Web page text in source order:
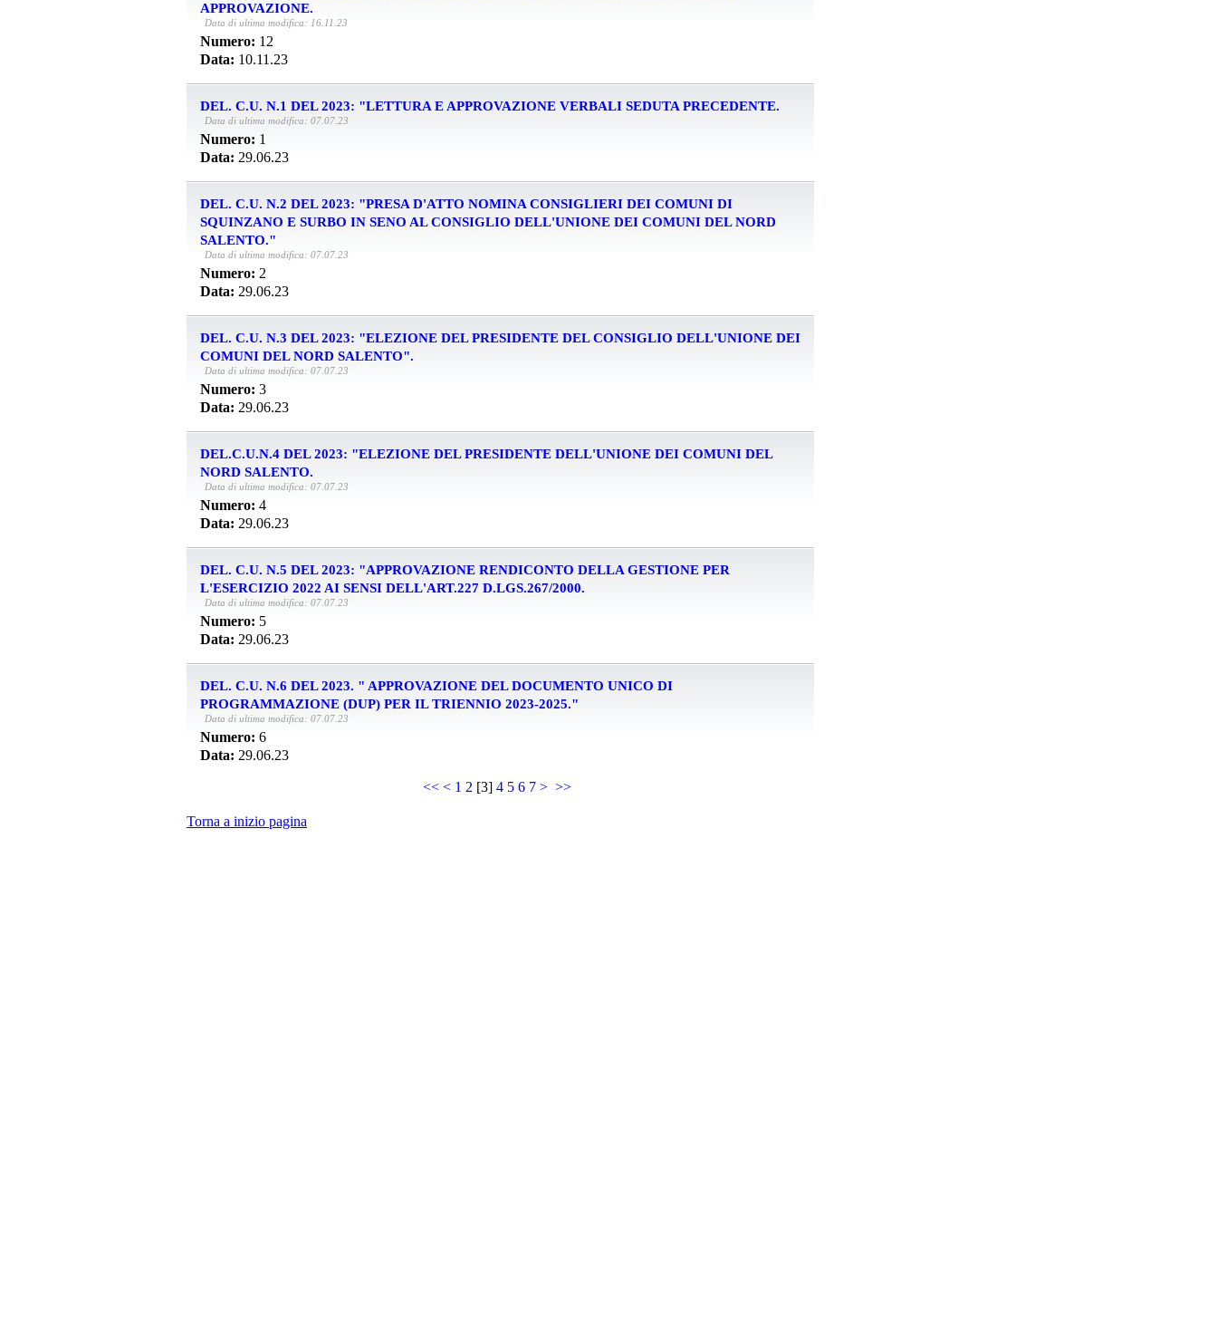
APPROVAZIONE.
Data di ultima modifica: 16.11.23
Numero: 12
Data: 10.11.23
DEL. C.U. N.1 DEL 2023: "LETTURA E APPROVAZIONE VERBALI SEDUTA PRECEDENTE.
Data di ultima modifica: 07.07.23
Numero: 1
Data: 29.06.23
DEL. C.U. N.2 DEL 2023: "PRESA D'ATTO NOMINA CONSIGLIERI DEI COMUNI DI
SQUINZANO E SURBO IN SENO AL CONSIGLIO DELL'UNIONE DEI COMUNI DEL NORD
SALENTO."
Data di ultima modifica: 07.07.23
Numero: 2
Data: 29.06.23
DEL. C.U. N.3 DEL 2023: "ELEZIONE DEL PRESIDENTE DEL CONSIGLIO DELL'UNIONE DEI
COMUNI DEL NORD SALENTO".
Data di ultima modifica: 07.07.23
Numero: 3
Data: 29.06.23
DEL.C.U.N.4 DEL 2023: "ELEZIONE DEL PRESIDENTE DELL'UNIONE DEI COMUNI DEL
NORD SALENTO.
Data di ultima modifica: 07.07.23
Numero: 4
Data: 29.06.23
DEL. C.U. N.5 DEL 2023: "APPROVAZIONE RENDICONTO DELLA GESTIONE PER
L'ESERCIZIO 2022 AI SENSI DELL'ART.227 D.LGS.267/2000.
Data di ultima modifica: 07.07.23
Numero: 5
Data: 29.06.23
DEL. C.U. N.6 DEL 2023. " APPROVAZIONE DEL DOCUMENTO UNICO DI
PROGRAMMAZIONE (DUP) PER IL TRIENNIO 2023-2025."
Data di ultima modifica: 07.07.23
Numero: 6
Data: 29.06.23
<< < 1 2[3] 4 5 6 7 > >>
Torna a inizio pagina